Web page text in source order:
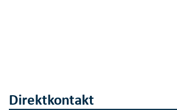
Direktkontakt